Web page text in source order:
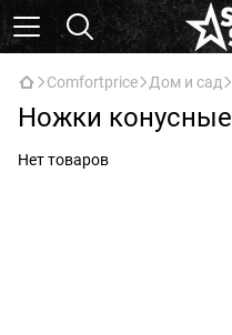
Comfortprice Дом и сад
Ножки конусные
Нет товаров